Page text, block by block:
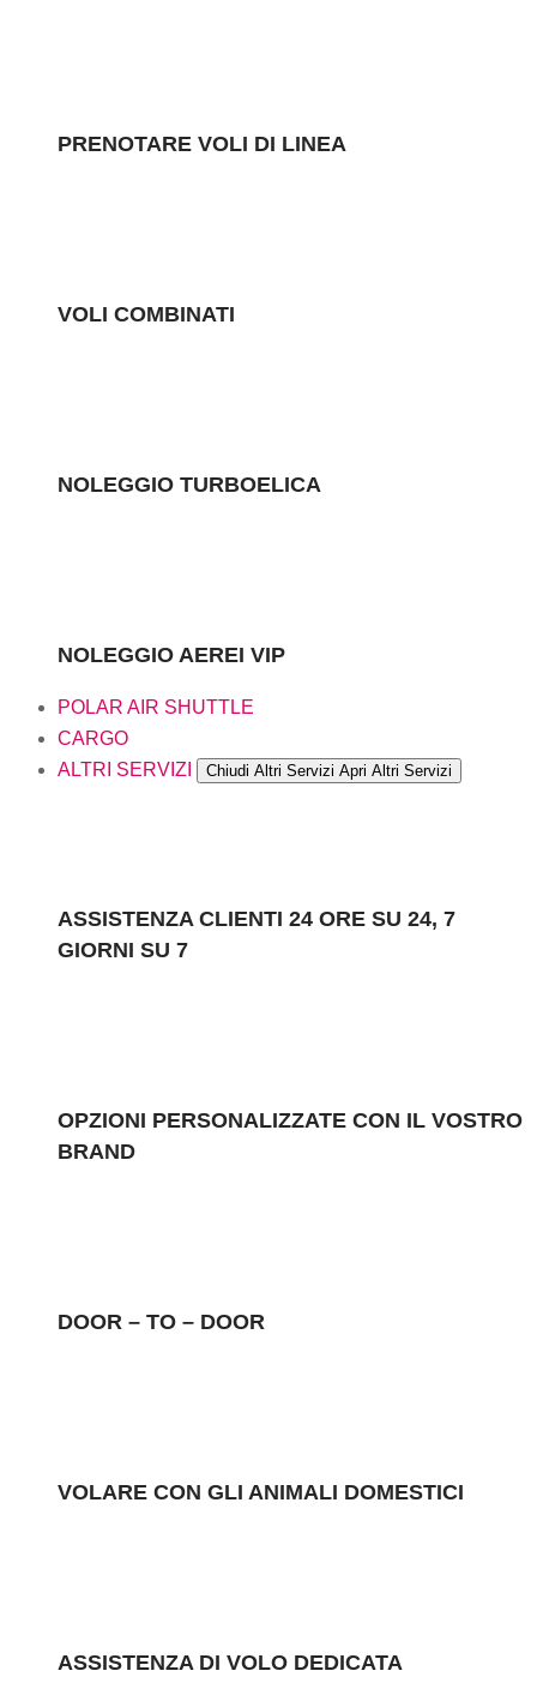
PRENOTARE VOLI DI LINEA
VOLI COMBINATI
NOLEGGIO TURBOELICA
NOLEGGIO AEREI VIP
POLAR AIR SHUTTLE
CARGO
ALTRI SERVIZI
Chiudi Altri Servizi Apri Altri Servizi
ASSISTENZA CLIENTI 24 ORE SU 24, 7
GIORNI SU 7
OPZIONI PERSONALIZZATE CON IL VOSTRO
BRAND
DOOR – TO – DOOR
VOLARE CON GLI ANIMALI DOMESTICI
ASSISTENZA DI VOLO DEDICATA